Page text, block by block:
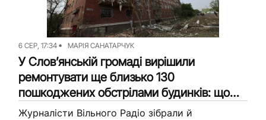
Репортажі
Блог
Реклама
Редакційна політика
6 СЕР, 17:34 МАРІЯ САНАТАРЧУК
У Словʼянській громаді вирішили
ремонтувати ще близько 130
пошкоджених обстрілами будинків: що
відомо
Журналісти Вільного Радіо зібрали й